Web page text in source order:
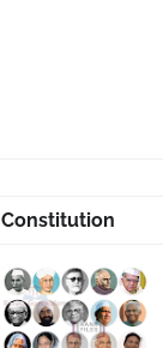
Constitution